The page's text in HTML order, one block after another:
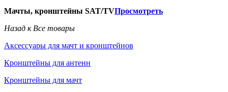
Мачты, кронштейны SAT/TVПросмотреть
Назад к Все товары
Аксессуары для мачт и кронштейнов
Кронштейны для антенн
Кронштейны для мачт